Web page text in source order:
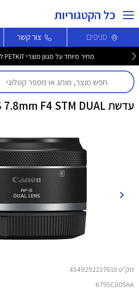
כל הקטגוריות
סניפים צור קשר
מחיר מיוחד על מגוון מוצרי PETKIT לחברי מועדון >>
עדשת RF-S 7.8mm F4 STM DUAL
מק"ט 4549292237610
6795C005AA